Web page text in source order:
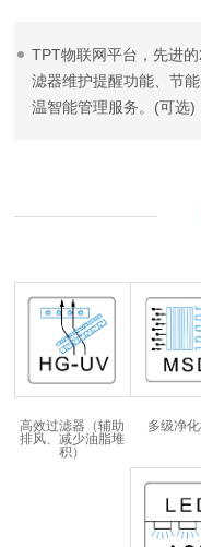
TPT物联网平台，先进
滤器维护提醒功能、节
温智能管理服务。(可选)
高效过滤器（辅助
排风、减少油脂堆
积）
多级净